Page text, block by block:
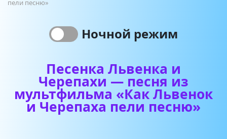
пели песню»
Ночной режим
Песенка Львенка и
Черепахи — песня из
мультфильма «Как Львенок
и Черепаха пели песню»